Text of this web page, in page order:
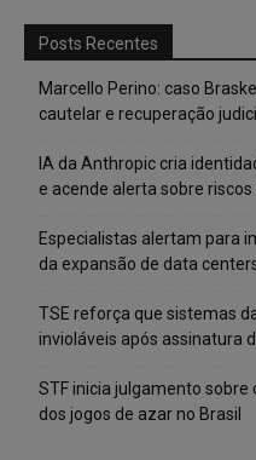
Posts Recentes
Marcello Perino: caso
cautelar e recuperação
IA da Anthropic cria
e acende alerta sobre
Especialistas alertam para
da expansão de data
TSE reforça que sistemas
invioláveis após assinatura
STF inicia julgamento
dos jogos de azar no Brasil